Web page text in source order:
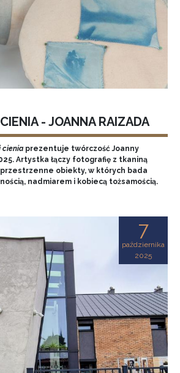
- JOANNA RAIZADA
cieniaprezentuje twórczość Joanny
Artystka łączy fotografię z tkaniną
obiekty, w których bada
nadmiarem i kobiecą tożsamością.
7
października
2025